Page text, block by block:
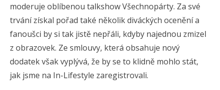
moderuje oblíbenou talkshow Všechnopárty. Za své
trvání získal pořad také několik diváckých ocenění a
fanoušci by si tak jistě nepřáli, kdyby najednou zmizel
z obrazovek. Ze smlouvy, která obsahuje nový
dodatek však vyplývá, že by se to klidně mohlo stát,
jak jsme na In-Lifestyle zaregistrovali.